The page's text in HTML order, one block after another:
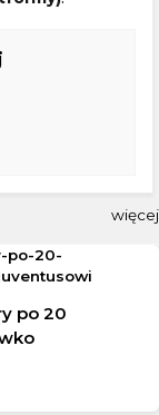
więcej
po 20